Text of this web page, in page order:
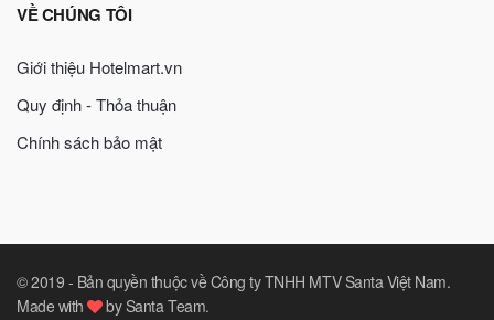
VỀ CHÚNG TÔI
Giới thiệu Hotelmart.vn
Quy định - Thỏa thuận
Chính sách bảo mật
© 2019 - Bản quyền thuộc về Công ty TNHH MTV Santa Việt Nam.
Made with
by Santa Team.